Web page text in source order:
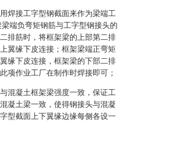
焊接工字型钢截面来作为梁端工
端负弯矩钢筋与工字型钢接头的
排筋时，将框架梁的上部第二排
翼缘下皮连接；框架梁端正弯矩
缘下皮连接，框架梁的下部二排
项作业工厂在制作时焊接即可；
混凝土框架梁强度一致，保证工
凝土梁一致，使得钢接头与混凝
型截面上下翼缘边缘每侧各设一